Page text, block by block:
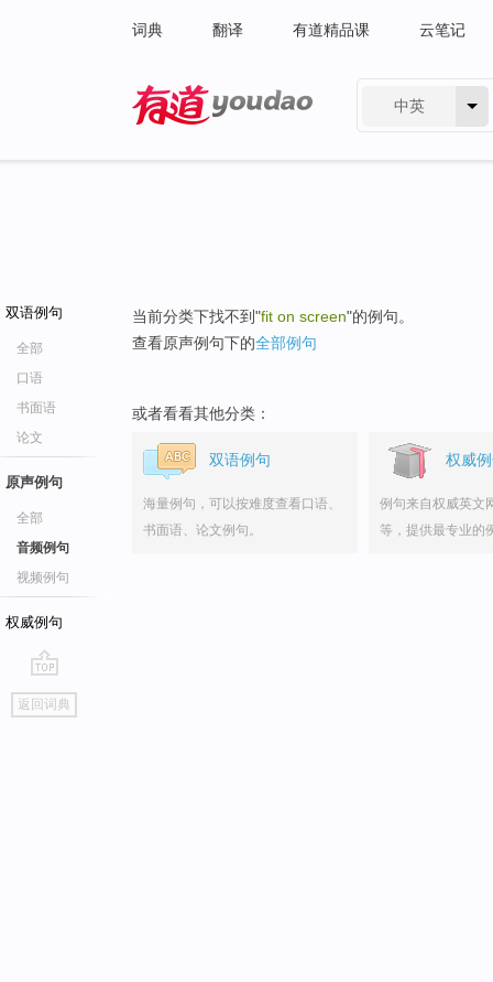
词典 翻译 有道精品课 云笔记
中英
双语例句
全部
口语
书面语
论文
原声例句
全部
音频例句
视频例句
权威例句
go
top
返回词典
当前分类下找不到"fit on screen"的例句。
查看原声例句下的全部例句
或者看看其他分类：
双语例句
海量例句，可以按难度查看口语、
书面语、论文例句。
权威
例句来自权威英文
等，提供最专业的